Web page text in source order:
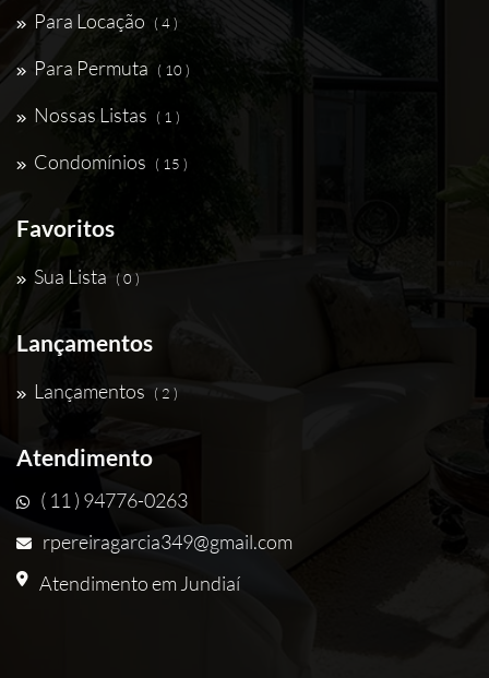
Para Locação ( 4 )
Para Permuta ( 10 )
Nossas Listas ( 1 )
Condomínios ( 15 )
Favoritos
Sua Lista ( 0 )
Lançamentos
Lançamentos ( 2 )
Atendimento
( 11 ) 94776-0263
rpereiragarcia349@gmail.com
Atendimento em Jundiaí